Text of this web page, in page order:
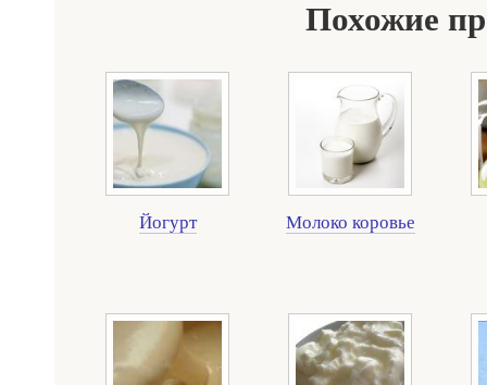
Похожие
Йогурт Молоко коровье